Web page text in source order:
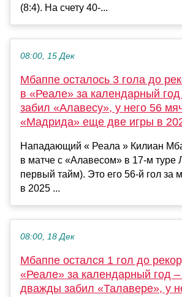
(8:4). На счету 40-...
08:00, 15 Дек
Мбаппе осталось 3 гола до
в «Реале» за календарный
забил «Алавесу», у него 56
«Мадрида» еще две игры в
Нападающий « Реала » Килиан
в матче с «Алавесом» в 17-м туре
первый тайм). Это его 56-й гол за
в 2025 ...
08:00, 18 Дек
Мбаппе осталcя 1 гол до
«Реале» за календарный год
дважды забил «Талавере», у